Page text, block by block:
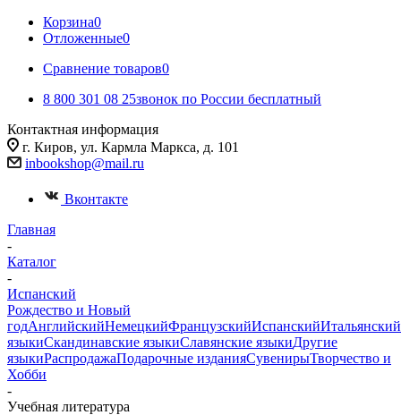
Корзина0
Отложенные0
Сравнение товаров0
8 800 301 08 25звонок по России бесплатный
Контактная информация
г. Киров, ул. Кармла Маркса, д. 101
inbookshop@mail.ru
Вконтакте
Главная
-
Каталог
-
Испанский
Рождество и Новый
годАнглийскийНемецкийФранцузскийИспанскийИтальянский
языкиСкандинавские языкиСлавянские языкиДругие
языкиРаспродажаПодарочные изданияСувенирыТворчество и
Хобби
-
Учебная литература